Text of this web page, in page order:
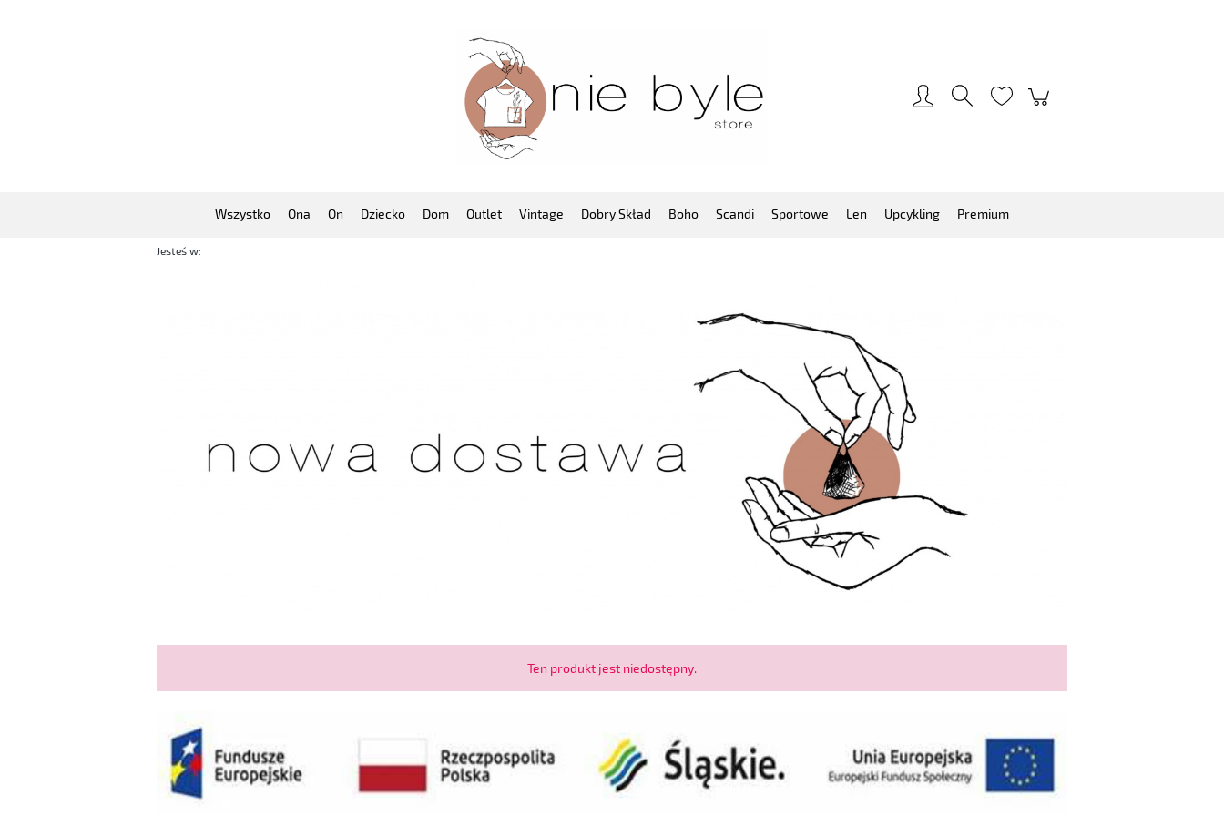
Wszystko Ona On Dziecko Dom Outlet Vintage Dobry Skład Boho Scandi Sportowe Len Upcykling Premium
Jesteś w:
Ten produkt jest niedostępny.